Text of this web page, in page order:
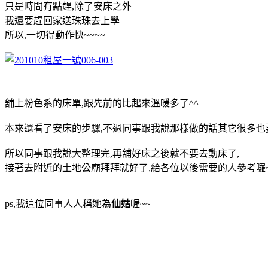
只是時間有點趕,除了安床之外
我還要趕回家送珠珠去上學
所以,一切得動作快~~~~
舖上粉色系的床單,跟先前的比起來溫暖多了^^
本來還看了安床的步驟,不過同事跟我說那樣做的話其它很多
所以同事跟我說大整理完,再舖好床之後就不要去動床了,
接著去附近的土地公廟拜拜就好了,給各位以後需要的人參考囉
ps,我這位同事人人稱她為仙姑喔~~